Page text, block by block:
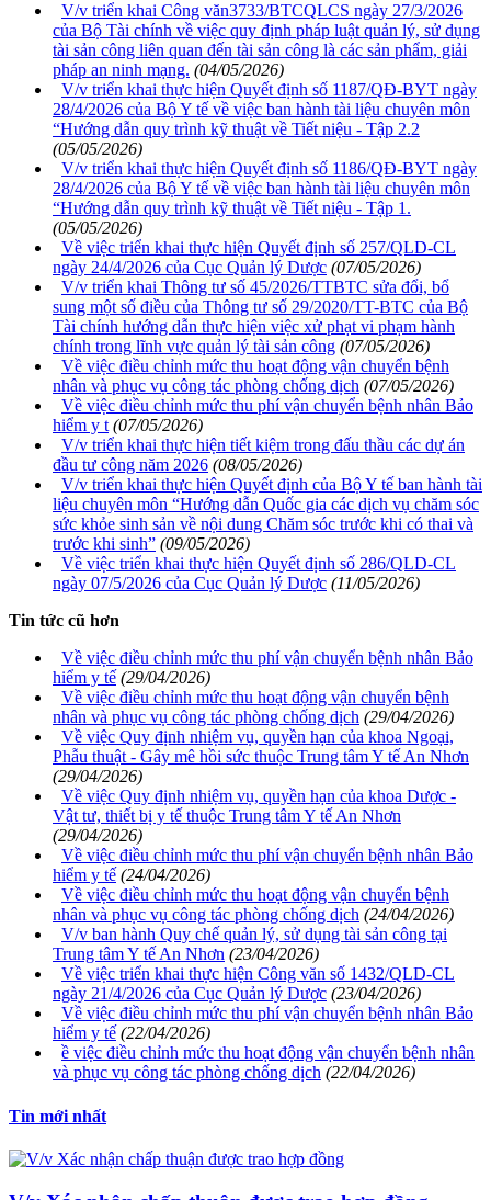
V/v triển khai Công văn3733/BTCQLCS ngày 27/3/2026
của Bộ Tài chính về việc quy định pháp luật quản lý, sử dụng
tài sản công liên quan đến tài sản công là các sản phẩm, giải
pháp an ninh mạng. (04/05/2026)
V/v triển khai thực hiện Quyết định số 1187/QĐ-BYT ngày
28/4/2026 của Bộ Y tế về việc ban hành tài liệu chuyên môn
“Hướng dẫn quy trình kỹ thuật về Tiết niệu - Tập 2.2
(05/05/2026)
V/v triển khai thực hiện Quyết định số 1186/QĐ-BYT ngày
28/4/2026 của Bộ Y tế về việc ban hành tài liệu chuyên môn
“Hướng dẫn quy trình kỹ thuật về Tiết niệu - Tập 1.
(05/05/2026)
Về việc triển khai thực hiện Quyết định số 257/QLD-CL
ngày 24/4/2026 của Cục Quản lý Dược (07/05/2026)
V/v triển khai Thông tư số 45/2026/TTBTC sửa đổi, bổ
sung một số điều của Thông tư số 29/2020/TT-BTC của Bộ
Tài chính hướng dẫn thực hiện việc xử phạt vi phạm hành
chính trong lĩnh vực quản lý tài sản công (07/05/2026)
Về việc điều chỉnh mức thu hoạt động vận chuyển bệnh
nhân và phục vụ công tác phòng chống dịch (07/05/2026)
Về việc điều chỉnh mức thu phí vận chuyển bệnh nhân Bảo
hiểm y t (07/05/2026)
V/v triển khai thực hiện tiết kiệm trong đấu thầu các dự án
đầu tư công năm 2026 (08/05/2026)
V/v triển khai thực hiện Quyết định của Bộ Y tế ban hành tài
liệu chuyên môn “Hướng dẫn Quốc gia các dịch vụ chăm sóc
sức khỏe sinh sản về nội dung Chăm sóc trước khi có thai và
trước khi sinh” (09/05/2026)
Về việc triển khai thực hiện Quyết định số 286/QLD-CL
ngày 07/5/2026 của Cục Quản lý Dược (11/05/2026)
Tin tức cũ hơn
Về việc điều chỉnh mức thu phí vận chuyển bệnh nhân Bảo
hiểm y tế (29/04/2026)
Về việc điều chỉnh mức thu hoạt động vận chuyển bệnh
nhân và phục vụ công tác phòng chống dịch (29/04/2026)
Về việc Quy định nhiệm vụ, quyền hạn của khoa Ngoại,
Phẫu thuật - Gây mê hồi sức thuộc Trung tâm Y tế An Nhơn
(29/04/2026)
Về việc Quy định nhiệm vụ, quyền hạn của khoa Dược -
Vật tư, thiết bị y tế thuộc Trung tâm Y tế An Nhơn
(29/04/2026)
Về việc điều chỉnh mức thu phí vận chuyển bệnh nhân Bảo
hiểm y tế (24/04/2026)
Về việc điều chỉnh mức thu hoạt động vận chuyển bệnh
nhân và phục vụ công tác phòng chống dịch (24/04/2026)
V/v ban hành Quy chế quản lý, sử dụng tài sản công tại
Trung tâm Y tế An Nhơn (23/04/2026)
Về việc triển khai thực hiện Công văn số 1432/QLD-CL
ngày 21/4/2026 của Cục Quản lý Dược (23/04/2026)
Về việc điều chỉnh mức thu phí vận chuyển bệnh nhân Bảo
hiểm y tế (22/04/2026)
ề việc điều chỉnh mức thu hoạt động vận chuyển bệnh nhân
và phục vụ công tác phòng chống dịch (22/04/2026)
Tin mới nhất